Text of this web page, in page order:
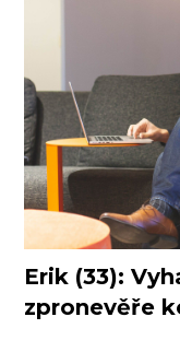
Erik (33):
zpronevěře